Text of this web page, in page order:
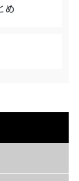
め